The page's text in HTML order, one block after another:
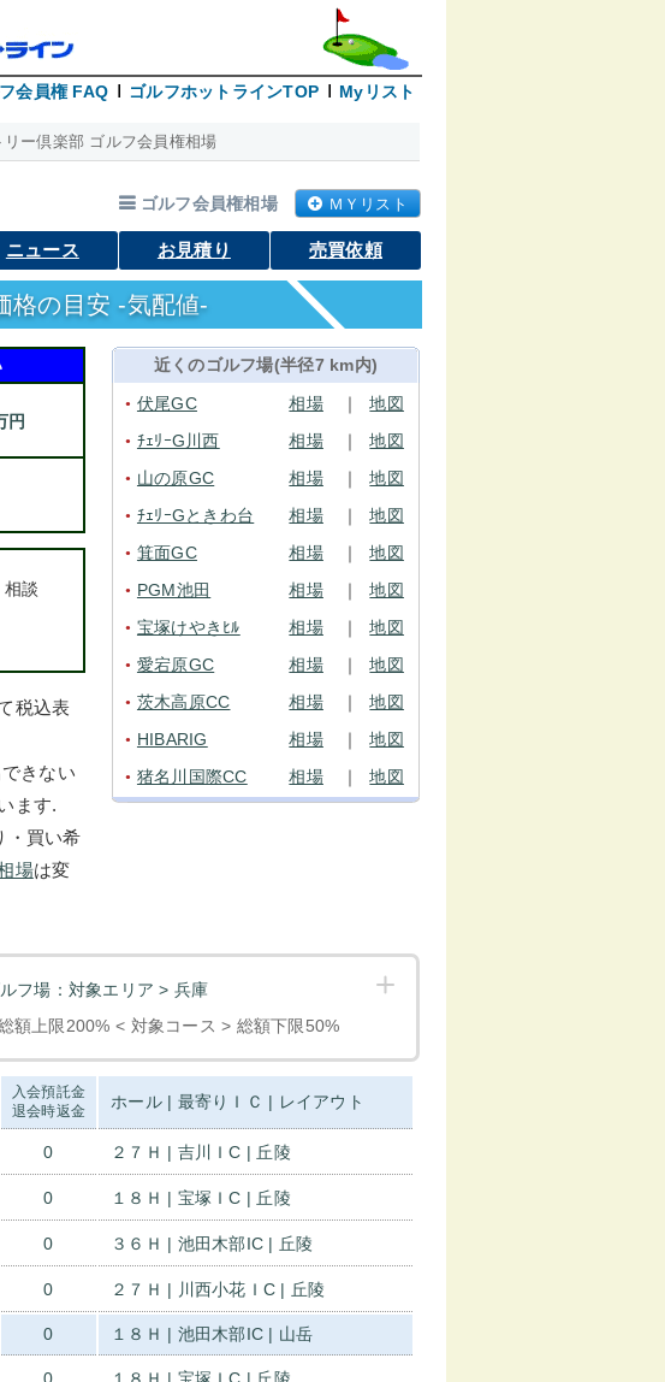
会員権 FAQ ゴルフホットラインTOP Myリスト
リー倶楽部 ゴルフ会員権相場
ゴルフ会員権相場 ＭＹリスト
ニュース お見積り 売買依頼
格の目安 -気配値-
円
相談
税込表
きない
ます.
・買い希
場は変
近くのゴルフ場(半径7 km内)
● 伏尾GC 相場 ｜ 地図
● ﾁｪﾘｰG川西 相場 ｜ 地図
● 山の原GC 相場 ｜ 地図
● ﾁｪﾘｰGときわ台 相場 ｜ 地図
● 箕面GC 相場 ｜ 地図
● PGM池田 相場 ｜ 地図
● 宝塚けやきﾋﾙ 相場 ｜ 地図
● 愛宕原GC 相場 ｜ 地図
● 茨木高原CC 相場 ｜ 地図
● HIBARIG 相場 ｜ 地図
● 猪名川国際CC 相場 ｜ 地図
フ場：対象エリア > 兵庫
額上限200% < 対象コース > 総額下限50%
入会預託金
退会時返金
ホール | 最寄りＩＣ | レイアウト
0 ２７Ｈ | 吉川ＩC | 丘陵
0 １８Ｈ | 宝塚ＩC | 丘陵
0 ３６Ｈ | 池田木部IC | 丘陵
0 ２７Ｈ | 川西小花ＩC | 丘陵
0 １８Ｈ | 池田木部IC | 山岳